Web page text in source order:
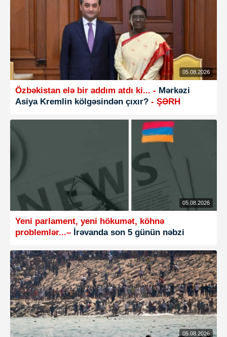
05.08.2026
Özbəkistan elə bir addım atdı ki... - Mərkəzi
Asiya Kremlin kölgəsindən çıxır? - ŞƏRH
05.08.2026
Yeni parlament, yeni hökumət, köhnə
problemlər...– İrəvanda son 5 günün nəbzi
05.08.2026